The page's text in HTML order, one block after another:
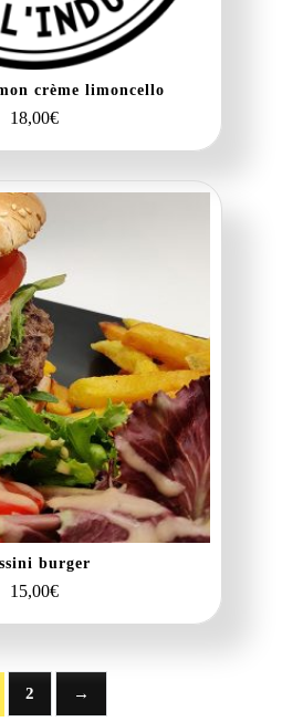
crème limoncello
18,00€
burger
15,00€
2 →